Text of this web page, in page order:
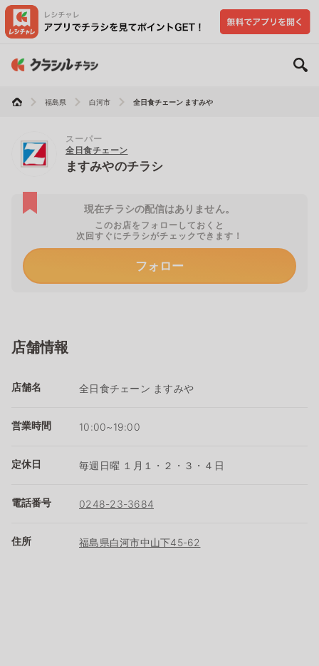
福島県 白河市 全日食チェーン ますみや
スーパー
全日食チェーン
ますみやのチラシ
現在チラシの配信はありません。
このお店をフォローしておくと
次回すぐにチラシがチェックできます！
フォロー
店舗情報
店舗名 全日食チェーン ますみや
営業時間 10:00~19:00
定休日 毎週日曜 １月１・２・３・４日
電話番号 0248-23-3684
住所 福島県白河市中山下45-62